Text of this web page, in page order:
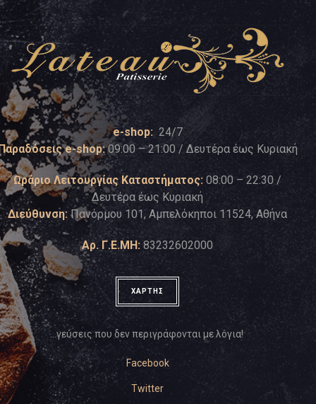
e-shop: 24/7
e-shop:09:00 – 21:00 / Δευτέρα έως Κυριακή
Ωράριο Λειτουργίας Καταστήματος: 08:00 – 22:30 /
Δευτέρα έως Κυριακή
Διεύθυνση: Πανόρμου 101, Αμπελόκηποι 11524, Αθήνα
Αρ. Γ.Ε.ΜΗ: 83232602000
ΧΑΡΤΗΣ
…γεύσεις που δεν περιγράφονται με λόγια!
Facebook
Twitter